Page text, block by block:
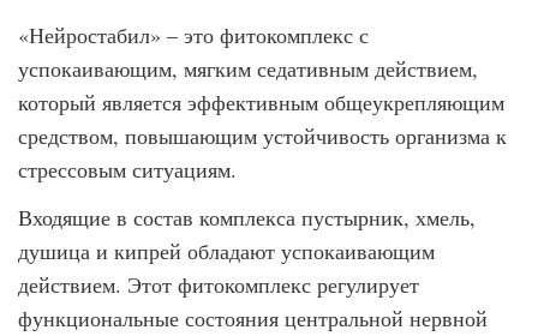
«Нейростабил» – это фитокомплекс с
успокаивающим, мягким седативным действием,
который является эффективным общеукрепляющим
средством, повышающим устойчивость организма к
стрессовым ситуациям.
Входящие в состав комплекса пустырник, хмель,
душица и кипрей обладают успокаивающим
действием. Этот фитокомплекс регулирует
функциональные состояния центральной нервной